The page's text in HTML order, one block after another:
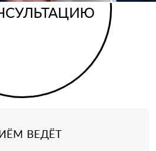
ВЕДЁТ